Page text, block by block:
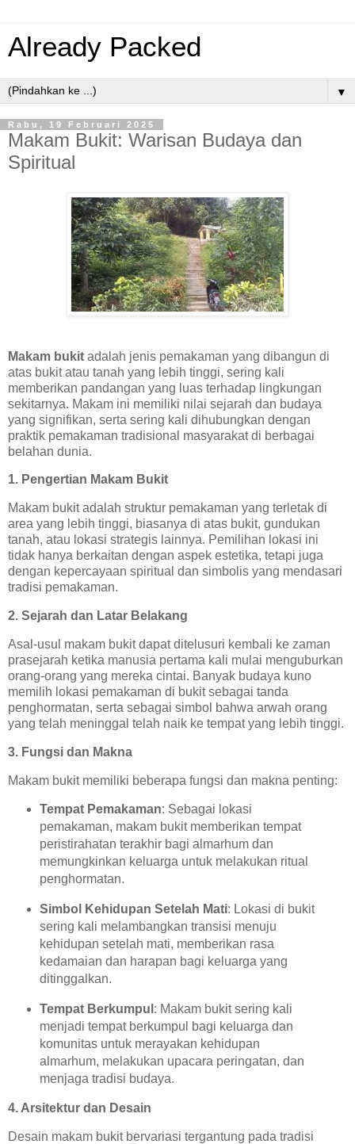
Already Packed
▼
Rabu, 19 Februari 2025
Makam Bukit: Warisan Budaya dan
Spiritual
Makam bukit adalah jenis pemakaman yang dibangun di
atas bukit atau tanah yang lebih tinggi, sering kali
memberikan pandangan yang luas terhadap lingkungan
sekitarnya. Makam ini memiliki nilai sejarah dan budaya
yang signifikan, serta sering kali dihubungkan dengan
praktik pemakaman tradisional masyarakat di berbagai
belahan dunia.
1. Pengertian Makam Bukit
Makam bukit adalah struktur pemakaman yang terletak di
area yang lebih tinggi, biasanya di atas bukit, gundukan
tanah, atau lokasi strategis lainnya. Pemilihan lokasi ini
tidak hanya berkaitan dengan aspek estetika, tetapi juga
dengan kepercayaan spiritual dan simbolis yang mendasari
tradisi pemakaman.
2. Sejarah dan Latar Belakang
Asal-usul makam bukit dapat ditelusuri kembali ke zaman
prasejarah ketika manusia pertama kali mulai menguburkan
orang-orang yang mereka cintai. Banyak budaya kuno
memilih lokasi pemakaman di bukit sebagai tanda
penghormatan, serta sebagai simbol bahwa arwah orang
yang telah meninggal telah naik ke tempat yang lebih tinggi.
3. Fungsi dan Makna
Makam bukit memiliki beberapa fungsi dan makna penting:
Tempat Pemakaman: Sebagai lokasi
pemakaman, makam bukit memberikan tempat
peristirahatan terakhir bagi almarhum dan
memungkinkan keluarga untuk melakukan ritual
penghormatan.
Simbol Kehidupan Setelah Mati: Lokasi di bukit
sering kali melambangkan transisi menuju
kehidupan setelah mati, memberikan rasa
kedamaian dan harapan bagi keluarga yang
ditinggalkan.
Tempat Berkumpul : Makam bukit sering kali
menjadi tempat berkumpul bagi keluarga dan
komunitas untuk merayakan kehidupan
almarhum, melakukan upacara peringatan, dan
menjaga tradisi budaya.
4. Arsitektur dan Desain
Desain makam bukit bervariasi tergantung pada tradisi